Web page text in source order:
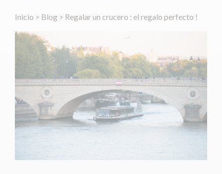
Inicio > Blog > Regalar un crucero : el regalo perfecto !